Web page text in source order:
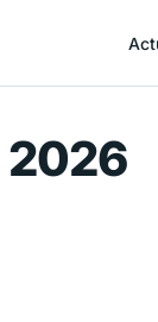
en
2026